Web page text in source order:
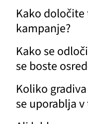
Kako
kampanje?
Kako se
se boste
Koliko
se uporablja